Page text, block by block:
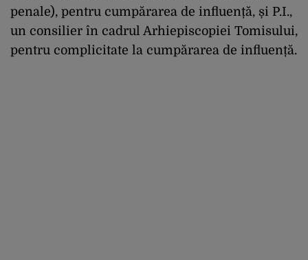
penale), pentru cumpărarea de influență, și P.I.,
un consilier în cadrul Arhiepiscopiei Tomisului,
pentru complicitate la cumpărarea de influență.